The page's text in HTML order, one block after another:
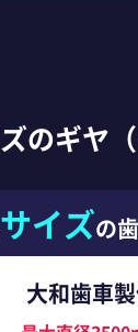
のギヤ（
イズの
大和歯車